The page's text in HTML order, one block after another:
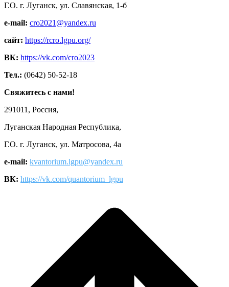
Г.О. г. Луганск, ул. Славянская, 1-б
e-mail: cro2021@yandex.ru
сайт: https://rcro.lgpu.org/
ВК: https://vk.com/cro2023
Тел.: (0642) 50-52-18
Свяжитесь с нами!
291011, Россия,
Луганская Народная Республика,
Г.О. г. Луганск, ул. Матросова, 4а
e-mail: kvantorium.lgpu@yandex.ru
ВК: https://vk.com/quantorium_lgpu